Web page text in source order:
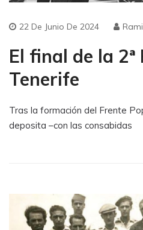
22 De Junio De 2024
El final de la 2ª
Tenerife
Tras la formación del Frente
deposita –con las consabidas